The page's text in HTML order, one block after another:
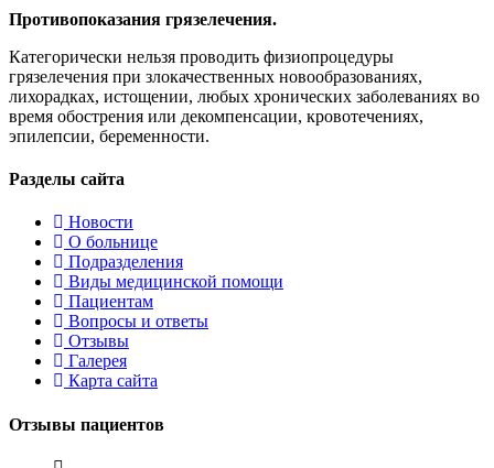
Противопоказания грязелечения.
Категорически нельзя проводить физиопроцедуры
грязелечения при злокачественных новообразованиях,
лихорадках, истощении, любых хронических заболеваниях во
время обострения или декомпенсации, кровотечениях,
эпилепсии, беременности.
Разделы сайта
Новости
О больнице
Подразделения
Виды медицинской помощи
Пациентам
Вопросы и ответы
Отзывы
Галерея
Карта сайта
Отзывы пациентов